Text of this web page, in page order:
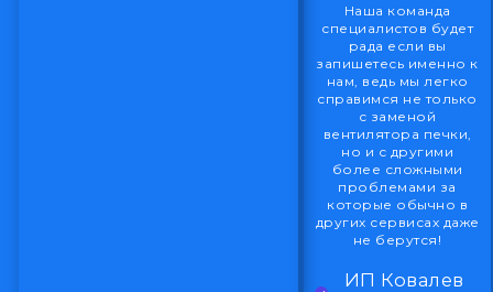
Наша команда
специалистов будет
рада если вы
запишетесь именно к
нам, ведь мы легко
справимся не только
с заменой
вентилятора печки,
но и с другими
более сложными
проблемами за
которые обычно в
других сервисах даже
не берутся!
ИП Ковалев